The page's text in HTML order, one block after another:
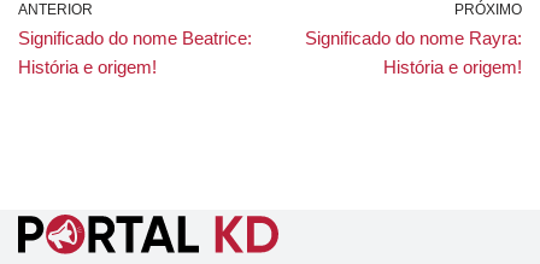
ANTERIOR
Significado do nome Beatrice:
História e origem!
PRÓXIMO
Significado do nome Rayra:
História e origem!